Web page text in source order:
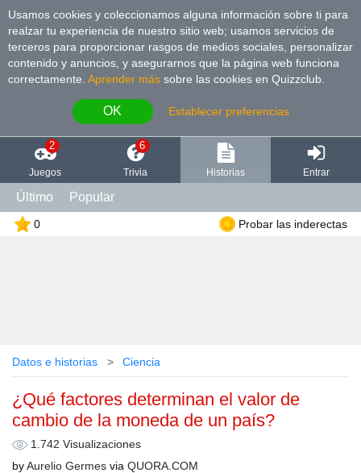
Usamos cookies y coleccionamos alguna información sobre ti para
realzar tu experiencia de nuestro sitio web; usamos servicios de
terceros para proporcionar rasgos de medios sociales, personalizar
contenido y anuncios, y asegurarnos que la página web funciona
correctamente. Aprender más sobre las cookies en Quizzclub.
OK Establecer preferencias
2
Juegos
6
Trivia Historias Entrar
Último Popular
0 Probar las inderectas
Datos e historias Сiencia
¿Qué factores determinan el valor de
cambio de la moneda de un país?
1.742 Visualizaciones
by Aurelio Germes via QUORA.COM